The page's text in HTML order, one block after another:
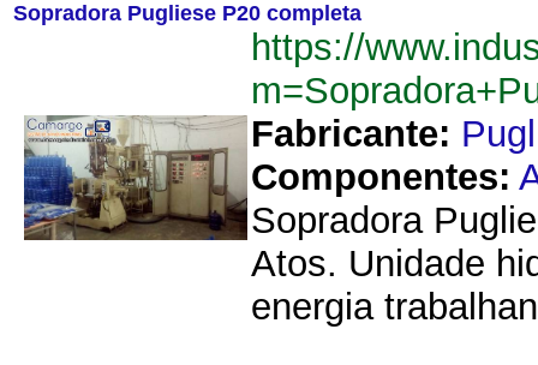
Sopradora Pugliese P20 completa
https://
Fabricante:
Componentes:
Sopradora
Atos. Unidade
energia